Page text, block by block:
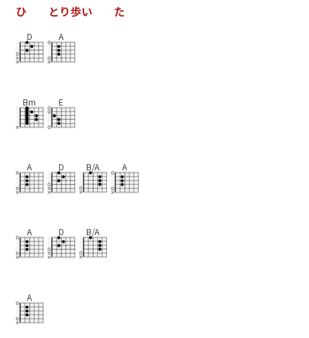
ひ と り歩い た
D A
Bm E
A D B/A A
A D B/A
A